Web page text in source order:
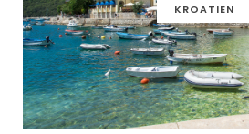
KROATIEN